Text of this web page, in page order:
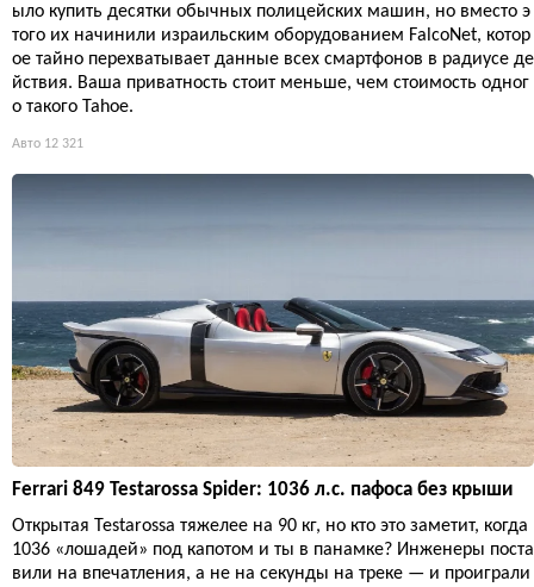
ыло купить десятки обычных полицейских машин, но вместо э
того их начинили израильским оборудованием FalcoNet, котор
ое тайно перехватывает данные всех смартфонов в радиусе де
йствия. Ваша приватность стоит меньше, чем стоимость одног
о такого Tahoe.
Авто 12 321
Ferrari 849 Testarossa Spider: 1036 л.с. пафоса без крыши
Открытая Testarossa тяжелее на 90 кг, но кто это заметит, когда
1036 «лошадей» под капотом и ты в панамке? Инженеры поста
вили на впечатления, а не на секунды на треке — и проиграли